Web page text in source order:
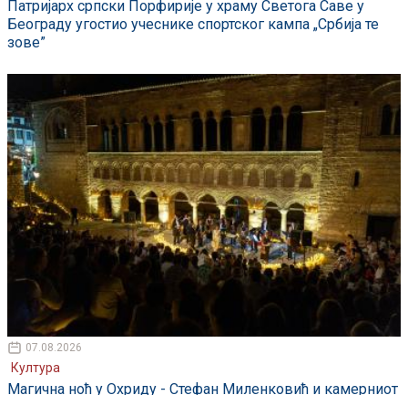
Патријарх српски Порфирије у храму Светога Саве у
Београду угостио учеснике спортског кампа „Србија те
зове”
07.08.2026
Култура
Магична ноћ у Охриду - Стефан Миленковић и камерниот